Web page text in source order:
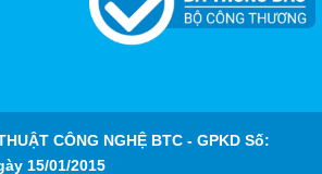
CÔNG NGHỆ BTC - GPKD Số:
15/01/2015